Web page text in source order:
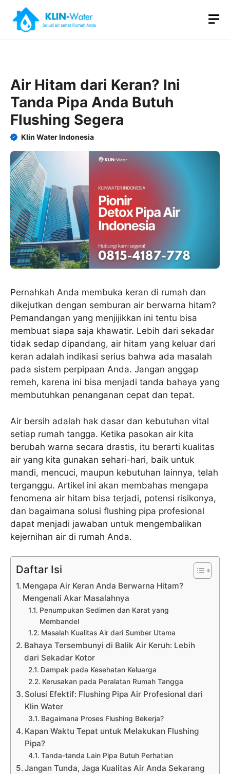
content
Air Hitam dari Keran? Ini
Tanda Pipa Anda Butuh
Flushing Segera
Klin Water Indonesia
Pernahkah Anda membuka keran di rumah dan
dikejutkan dengan semburan air berwarna hitam?
Pemandangan yang menjijikkan ini tentu bisa
membuat siapa saja khawatir. Lebih dari sekadar
tidak sedap dipandang, air hitam yang keluar dari
keran adalah indikasi serius bahwa ada masalah
pada sistem perpipaan Anda. Jangan anggap
remeh, karena ini bisa menjadi tanda bahaya yang
membutuhkan penanganan cepat dan tepat.
Air bersih adalah hak dasar dan kebutuhan vital
setiap rumah tangga. Ketika pasokan air kita
berubah warna secara drastis, itu berarti kualitas
air yang kita gunakan sehari-hari, baik untuk
mandi, mencuci, maupun kebutuhan lainnya, telah
terganggu. Artikel ini akan membahas mengapa
fenomena air hitam bisa terjadi, potensi risikonya,
dan bagaimana solusi flushing pipa profesional
dapat menjadi jawaban untuk mengembalikan
kejernihan air di rumah Anda.
Daftar Isi
Mengapa Air Keran Anda Berwarna Hitam?
Mengenali Akar Masalahnya
Penumpukan Sedimen dan Karat yang
Membandel
Masalah Kualitas Air dari Sumber Utama
Bahaya Tersembunyi di Balik Air Keruh: Lebih
dari Sekadar Kotor
Dampak pada Kesehatan Keluarga
Kerusakan pada Peralatan Rumah Tangga
Solusi Efektif: Flushing Pipa Air Profesional dari
Klin Water
Bagaimana Proses Flushing Bekerja?
Kapan Waktu Tepat untuk Melakukan Flushing
Pipa?
Tanda-tanda Lain Pipa Butuh Perhatian
Jangan Tunda, Jaga Kualitas Air Anda Sekarang